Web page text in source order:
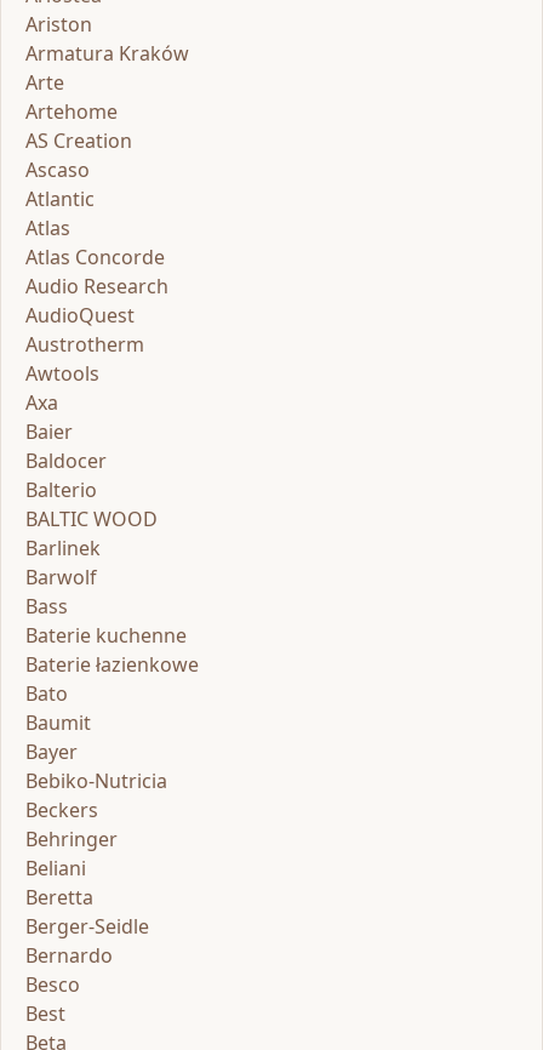
Ariston
Armatura Kraków
Arte
Artehome
AS Creation
Ascaso
Atlantic
Atlas
Atlas Concorde
Audio Research
AudioQuest
Austrotherm
Awtools
Axa
Baier
Baldocer
Balterio
BALTIC WOOD
Barlinek
Barwolf
Bass
Baterie kuchenne
Baterie łazienkowe
Bato
Baumit
Bayer
Bebiko-Nutricia
Beckers
Behringer
Beliani
Beretta
Berger-Seidle
Bernardo
Besco
Best
Beta